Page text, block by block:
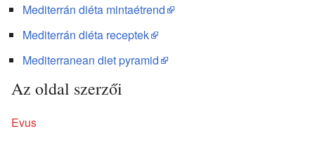
Mediterrán diéta mintaétrend
Mediterrán diéta receptek
Mediterranean diet pyramid
Az oldal szerzői
Evus